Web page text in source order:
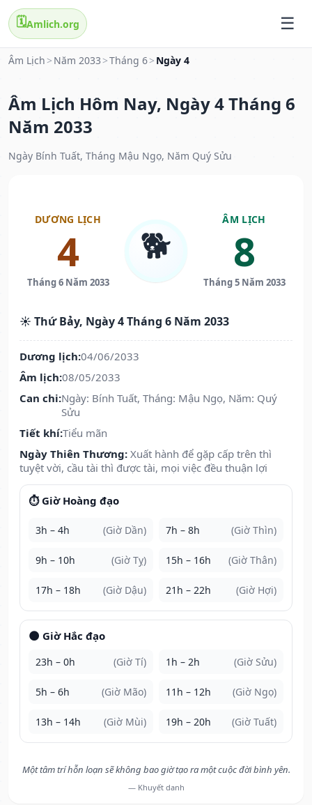
🗓️Amlich.org
Âm Lịch > Năm 2033 >Tháng 6> Ngày 4
Âm Lịch Hôm Nay, Ngày 4 Tháng 6
Năm 2033
Ngày Bính Tuất, Tháng Mậu Ngọ, Năm Quý Sửu
DƯƠNG LỊCH
4
Tháng 6 Năm 2033
🐕
ÂM LỊCH
8
Tháng 5 Năm 2033
☀️ Thứ Bảy, Ngày 4 Tháng 6 Năm 2033
Dương lịch:04/06/2033
Âm lịch:08/05/2033
Can chi:Ngày: Bính Tuất, Tháng: Mậu Ngọ, Năm: Quý
Sửu
Tiết khí:Tiểu mãn
Ngày Thiên Thương: Xuất hành để gặp cấp trên thì
tuyệt vời, cầu tài thì được tài, mọi việc đều thuận lợi
⏱️ Giờ Hoàng đạo
3h – 4h (Giờ Dần) 7h – 8h (Giờ Thìn)
9h – 10h (Giờ Tỵ) 15h – 16h (Giờ Thân)
17h – 18h (Giờ Dậu) 21h – 22h (Giờ Hợi)
🌑 Giờ Hắc đạo
23h – 0h (Giờ Tí) 1h – 2h (Giờ Sửu)
5h – 6h (Giờ Mão) 11h – 12h (Giờ Ngọ)
13h – 14h (Giờ Mùi) 19h – 20h (Giờ Tuất)
Một tâm trí hỗn loạn sẽ không bao giờ tạo ra một cuộc đời bình yên.
— Khuyết danh